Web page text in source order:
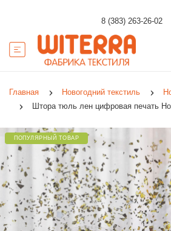
8 (383) 263-26-02
Главная Новогодний текстиль
Штора тюль лен цифровая печать
ПОПУЛЯРНЫЙ ТОВАР